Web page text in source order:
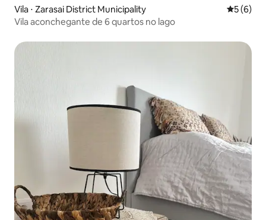
Vila ⋅ Zarasai District Municipality 5 de
5 (6)
Vila aconchegante de 6 quartos no lago